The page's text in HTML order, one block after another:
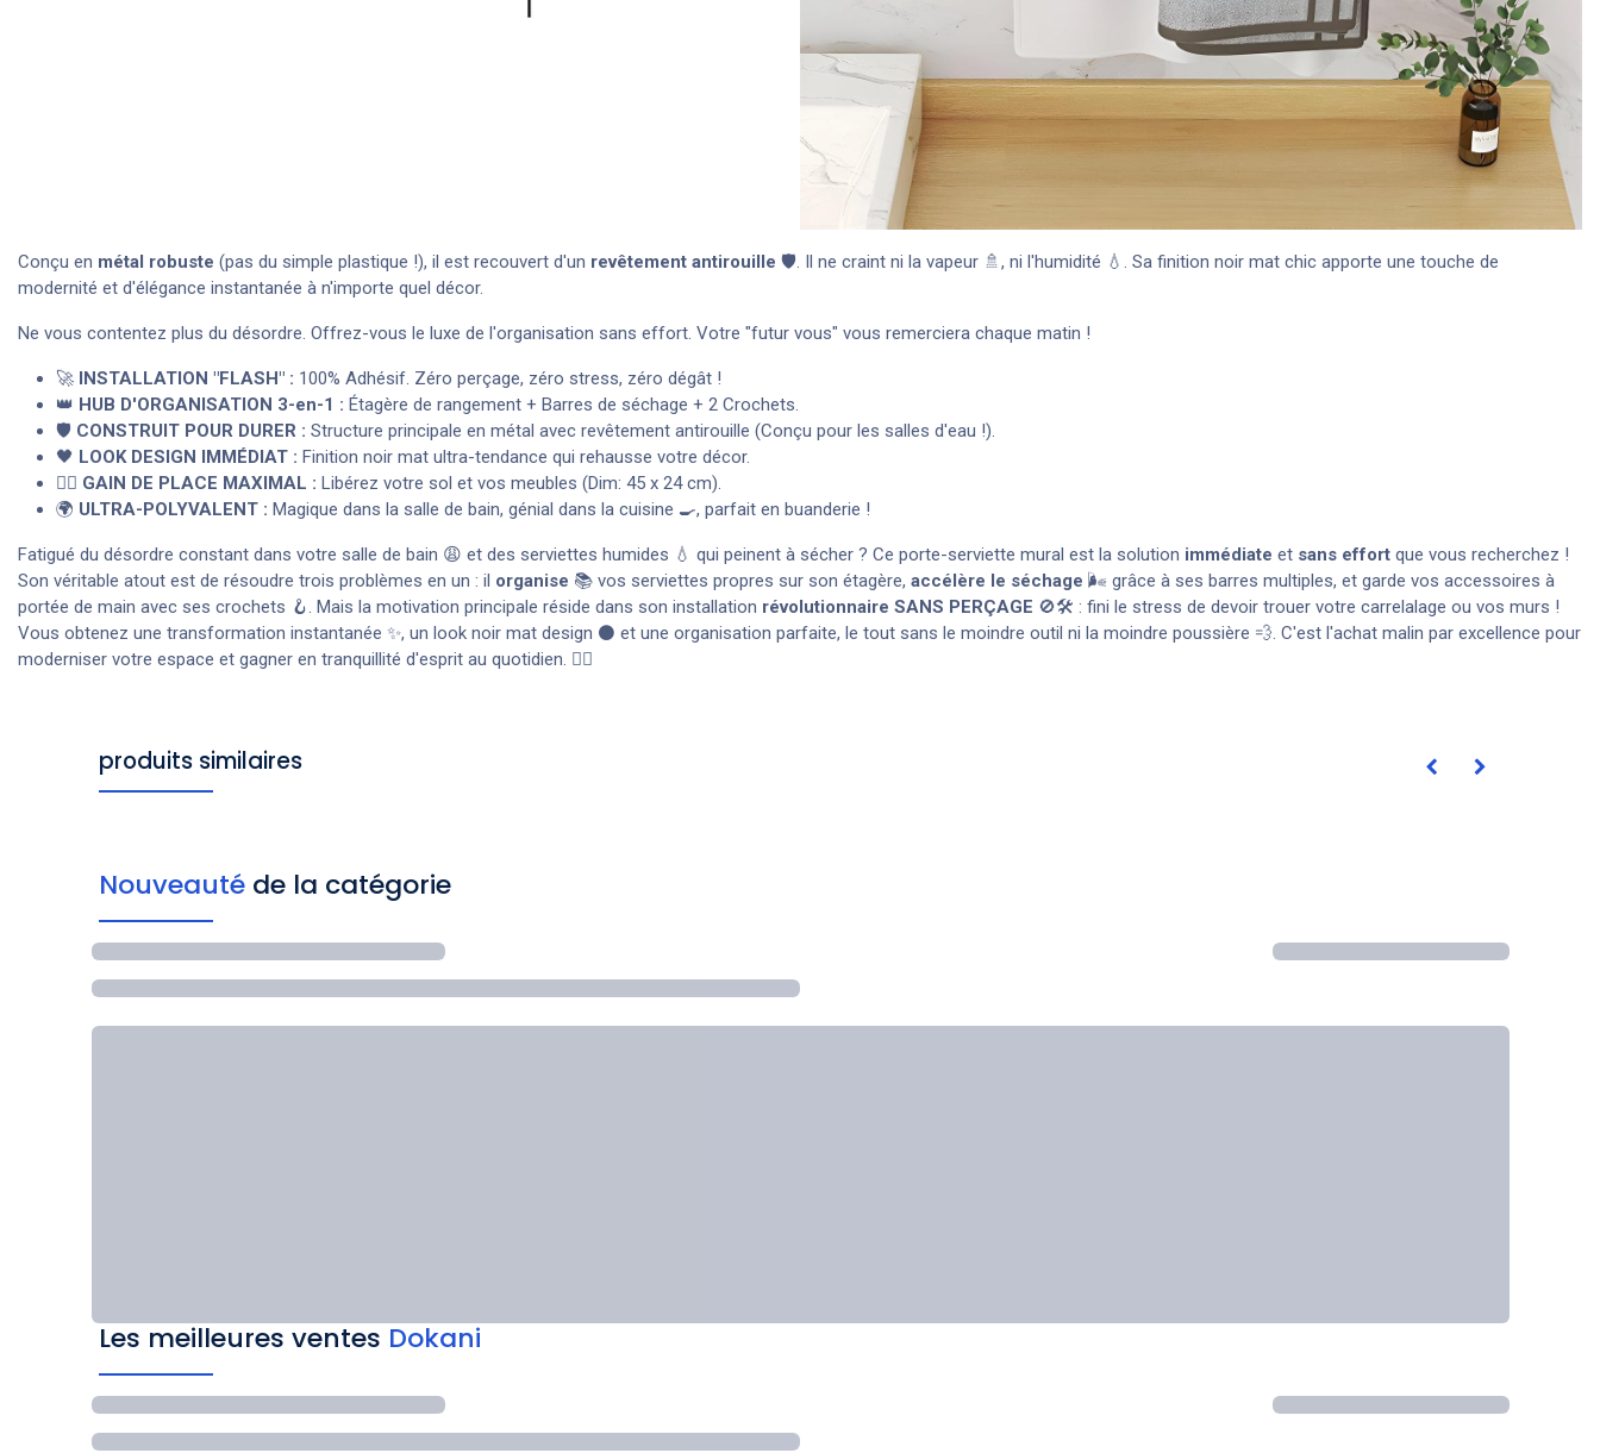
Conçu en métal robuste (pas du simple plastique !), il est recouvert d'un revêtement antirouille 🛡️. Il ne craint ni la vapeur 🚿, ni l'humidité 💧. Sa finition noir mat chic apporte une touche de
modernité et d'élégance instantanée à n'importe quel décor.
Ne vous contentez plus du désordre. Offrez-vous le luxe de l'organisation sans effort. Votre "futur vous" vous remerciera chaque matin !
🚀 INSTALLATION "FLASH" : 100% Adhésif. Zéro perçage, zéro stress, zéro dégât !
👑 HUB D'ORGANISATION 3-en-1 : Étagère de rangement + Barres de séchage + 2 Crochets.
🛡️ CONSTRUIT POUR DURER : Structure principale en métal avec revêtement antirouille (Conçu pour les salles d'eau !).
🖤 LOOK DESIGN IMMÉDIAT : Finition noir mat ultra-tendance qui rehausse votre décor.
🧘‍♀️ GAIN DE PLACE MAXIMAL : Libérez votre sol et vos meubles (Dim: 45 x 24 cm).
🌍 ULTRA-POLYVALENT : Magique dans la salle de bain, génial dans la cuisine 🍳, parfait en buanderie !
Fatigué du désordre constant dans votre salle de bain 😩 et des serviettes humides 💧 qui peinent à sécher ? Ce porte-serviette mural est la solution immédiate et sans effort que vous recherchez !
Son véritable atout est de résoudre trois problèmes en un : il organise 📚 vos serviettes propres sur son étagère, accélère le séchage 🌬️ grâce à ses barres multiples, et garde vos accessoires à
portée de main avec ses crochets 🪝. Mais la motivation principale réside dans son installation révolutionnaire SANS PERÇAGE 🚫🛠️ : fini le stress de devoir trouer votre carrelalage ou vos murs !
Vous obtenez une transformation instantanée ✨, un look noir mat design ⚫ et une organisation parfaite, le tout sans le moindre outil ni la moindre poussière 💨. C'est l'achat malin par excellence pour
moderniser votre espace et gagner en tranquillité d'esprit au quotidien. 🧘‍♀️
produits similaires
Nouveauté de la catégorie
Les meilleures ventes Dokani